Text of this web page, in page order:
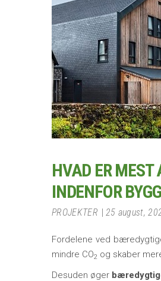
HVAD ER MEST
INDENFOR
PROJEKTER 25 august,
Fordelene ved
mindre CO2 og skaber
Desuden øger